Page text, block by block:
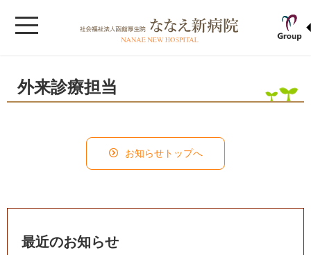
外来診療担当
お知らせトップへ
最近のお知らせ